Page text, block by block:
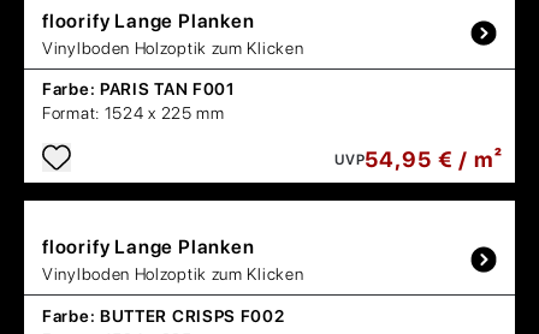
floorify Lange Planken
Vinylboden Holzoptik zum Klicken
Farbe: PARIS TAN F001
Format: 1524 x 225 mm
UVP54,95 € / m²
floorify Lange Planken
Vinylboden Holzoptik zum Klicken
Farbe: BUTTER CRISPS F002